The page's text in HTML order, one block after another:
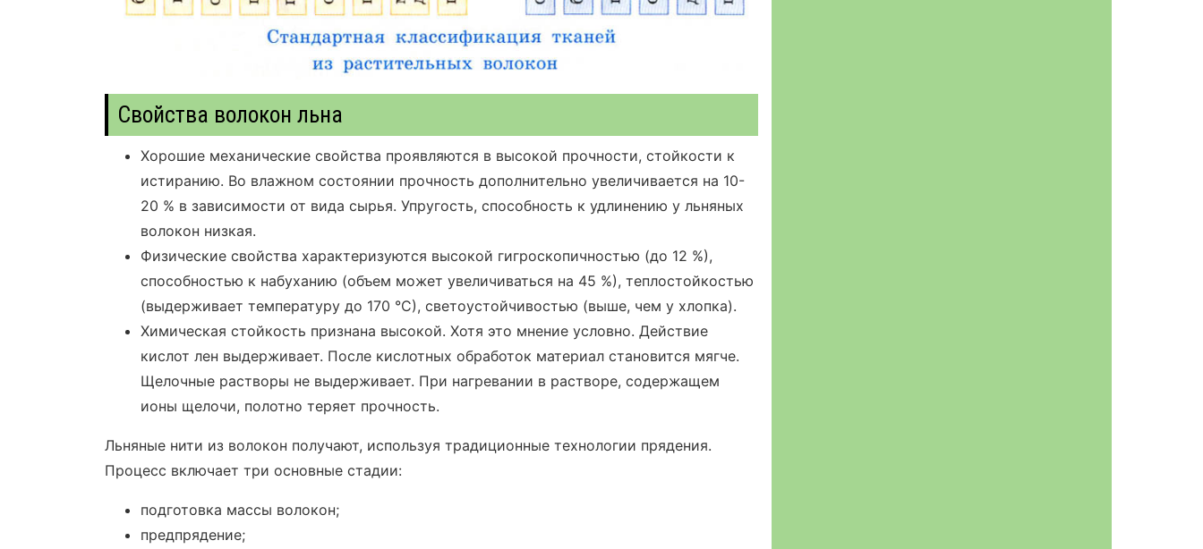
Свойства волокон льна
Хорошие механические свойства проявляются в высокой прочности, стойкости к
истиранию. Во влажном состоянии прочность дополнительно увеличивается на 10-
20 % в зависимости от вида сырья. Упругость, способность к удлинению у льняных
волокон низкая.
Физические свойства характеризуются высокой гигроскопичностью (до 12 %),
способностью к набуханию (объем может увеличиваться на 45 %), теплостойкостью
(выдерживает температуру до 170 °С), светоустойчивостью (выше, чем у хлопка).
Химическая стойкость признана высокой. Хотя это мнение условно. Действие
кислот лен выдерживает. После кислотных обработок материал становится мягче.
Щелочные растворы не выдерживает. При нагревании в растворе, содержащем
ионы щелочи, полотно теряет прочность.
Льняные нити из волокон получают, используя традиционные технологии прядения.
Процесс включает три основные стадии:
подготовка массы волокон;
предпрядение;